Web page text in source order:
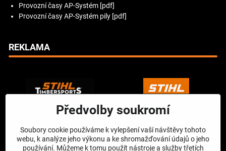
Provozní časy AP-Systém [pdf]
Provozní časy AP-Systém pily [pdf]
REKLAMA
Předvolby soukromí
Soubory cookie používáme k vylepšení vaší návštěvy tohoto
webu, k analýze jeho výkonu a ke shromažďování údajů o jeho
používání. Můžeme k tomu použít nástroje a služby třetích